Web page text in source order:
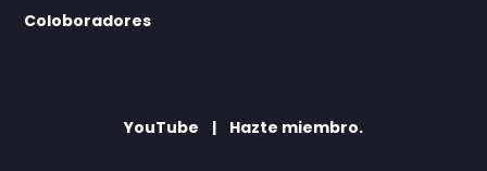
Coloboradores
YouTube Hazte miembro.